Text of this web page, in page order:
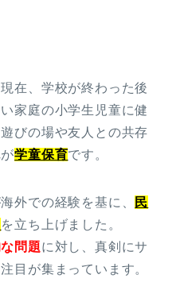
在、学校が終わった後
家庭の小学生児童に健
びの場や友人との共存
学童保育です。
外での経験を基に、 民
を立ち上げました。
問題に対し、真剣にサ
目が集まっています。